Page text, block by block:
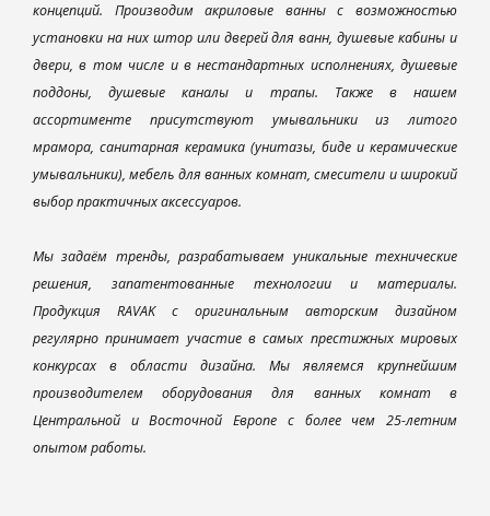
концепций. Производим акриловые ванны с возможностью
установки на них штор или дверей для ванн, душевые кабины и
двери, в том числе и в нестандартных исполнениях, душевые
поддоны, душевые каналы и трапы. Также в нашем
ассортименте присутствуют умывальники из литого
мрамора, санитарная керамика (унитазы, биде и керамические
умывальники), мебель для ванных комнат, смесители и широкий
выбор практичных аксессуаров.
Мы задаём тренды, разрабатываем уникальные технические
решения, запатентованные технологии и материалы.
Продукция RAVAK с оригинальным авторским дизайном
регулярно принимает участие в самых престижных мировых
конкурсах в области дизайна. Мы являемся крупнейшим
производителем оборудования для ванных комнат в
Центральной и Восточной Европе с более чем 25-летним
опытом работы.